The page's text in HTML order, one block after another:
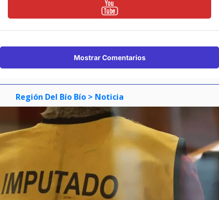
Mostrar Comentarios
Región Del Bío Bío > Noticia